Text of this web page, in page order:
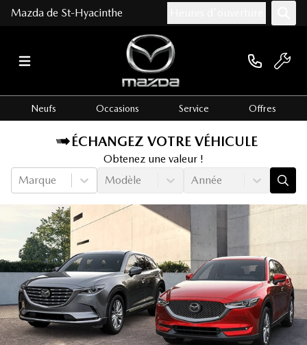
Mazda de St-Hyacinthe
Neufs Occasions Service Offres
ÉCHANGEZ VOTRE VÉHICULE
Obtenez une valeur !
Marque
Modèle Année